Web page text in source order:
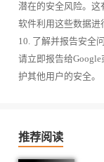
潜在的安全风险。这
软件利用这些数据进
10. 了解并报告安全
请立即报告给
护其他用户的安全。
推荐阅读